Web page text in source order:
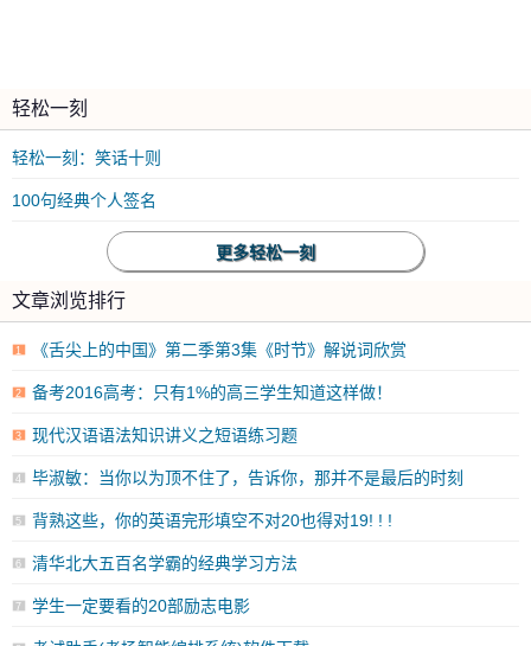
轻松一刻
轻松一刻：笑话十则
100句经典个人签名
更多轻松一刻
文章浏览排行
1 《舌尖上的中国》第二季第3集《时节》解说词欣赏
2 备考2016高考：只有1%的高三学生知道这样做！
3 现代汉语语法知识讲义之短语练习题
4 毕淑敏：当你以为顶不住了，告诉你，那并不是最后的时刻
5 背熟这些，你的英语完形填空不对20也得对19! ! !
6 清华北大五百名学霸的经典学习方法
7 学生一定要看的20部励志电影